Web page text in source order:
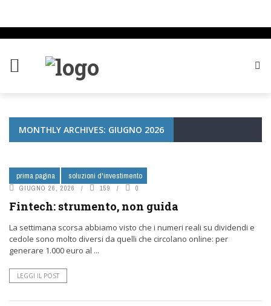
MONTHLY ARCHIVES: GIUGNO 2026
prima pagina soluzioni d'investimento
GIUGNO 26, 2026 159 0
Fintech: strumento, non guida
La settimana scorsa abbiamo visto che i numeri reali su dividendi e
cedole sono molto diversi da quelli che circolano online: per
generare 1.000 euro al ...
LEGGI IL POST